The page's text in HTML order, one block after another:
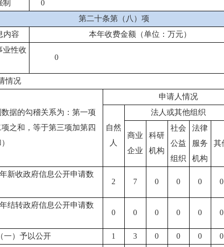
制
0
第二十条第（八）项
内容
本年收费金额（单位：万元）
业性收
0
情况
数据的勾稽关系为：第一项
之和，等于第三项加第四
申请人情况
自然
人
法人或其他组织
商业
企业
科研
机构
社会
公益
组织
法律
服务
机构
其
新收政府信息公开申请数
2 7 0 0 0 0
结转政府信息公开申请数
0 0 0 0 0 0
（一）予以公开 1 3 0 0 0
0